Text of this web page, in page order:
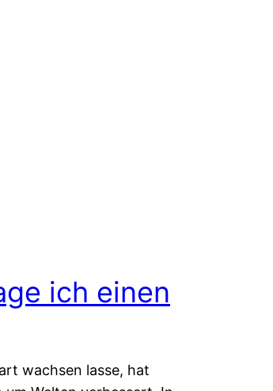
ich einen
wachsen lasse, hat